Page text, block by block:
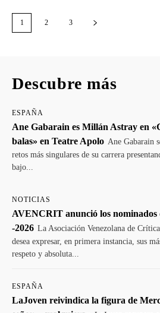
1 2 3
Descubre más
ESPAÑA
Ane Gabarain es Millán Astray en
balas» en Teatre Apolo Ane Gabarain
retos más singulares de su carrera
bajo...
NOTICIAS
AVENCRIT anunció los nominados
-2026 La Asociación Venezolana de
desea expresar, en primera instancia, sus
respeto y absoluta...
ESPAÑA
LaJoven reivindica la figura de